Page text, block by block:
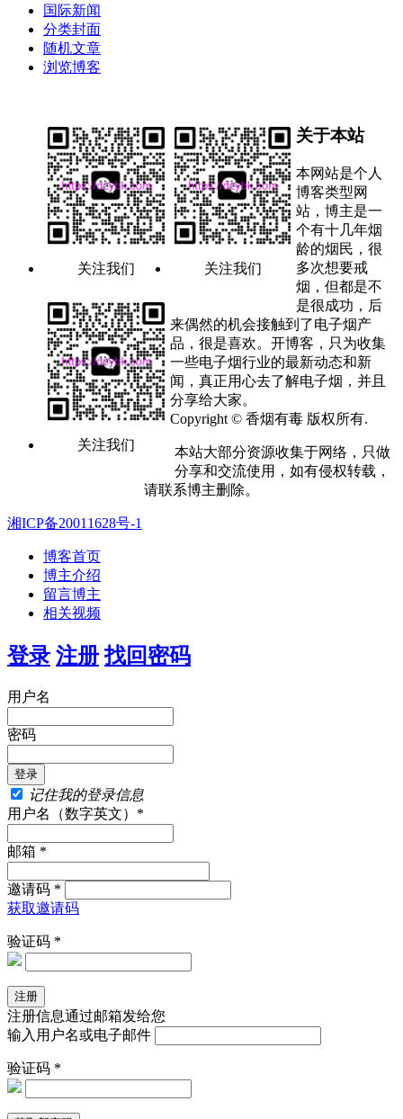
国际新闻
分类封面
随机文章
浏览博客
关注我们 关注我们
关注我们
关于本站
本网站是个人
博客类型网
站，博主是一
个有十几年烟
龄的烟民，很
多次想要戒
烟，但都是不
是很成功，后
来偶然的机会接触到了电子烟产
品，很是喜欢。开博客，只为收集
一些电子烟行业的最新动态和新
闻，真正用心去了解电子烟，并且
分享给大家。
Copyright © 香烟有毒 版权所有.
本站大部分资源收集于网络，只做
分享和交流使用，如有侵权转载，
请联系博主删除。
湘ICP备20011628号-1
博客首页
博主介绍
留言博主
相关视频
登录 注册 找回密码
用户名
密码
记住我的登录信息
用户名（数字英文）*
邮箱 *
邀请码 *
获取邀请码
验证码 *
注册信息通过邮箱发给您
输入用户名或电子邮件
验证码 *